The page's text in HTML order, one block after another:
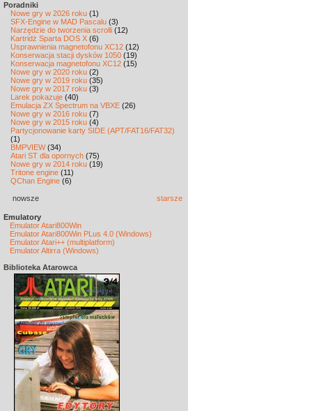
Poradniki
Nowe gry w 2026 roku (1)
SFX-Engine w MAD Pascalu (3)
Narzędzie do tworzenia scrolli (12)
Kartridż Sparta DOS X (6)
Usprawnienia magnetofonu XC12 (12)
Konserwacja stacji dysków 1050 (19)
Konserwacja magnetofonu XC12 (15)
Nowe gry w 2020 roku (2)
Nowe gry w 2019 roku (35)
Nowe gry w 2017 roku (3)
Larek pokazuje (40)
Emulacja ZX Spectrum na VBXE (26)
Nowe gry w 2016 roku (7)
Nowe gry w 2015 roku (4)
Partycjonowanie karty SIDE (APT/FAT16/FAT32)
(1)
BMPVIEW(34)
Atari ST dla opornych (75)
Nowe gry w 2014 roku (19)
Tritone engine (11)
QChan Engine (6)
nowsze starsze
Emulatory
Emulator Atari800Win
Emulator Atari800Win PLus 4.0 (Windows)
Emulator Atari++ (multiplatform)
Emulator Altirra (Windows)
Biblioteka Atarowca